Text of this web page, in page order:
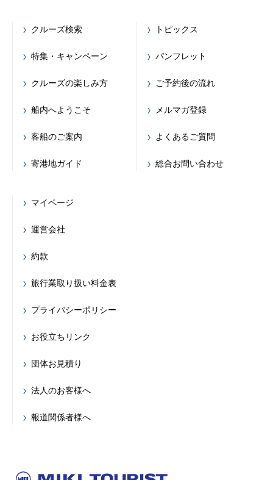
クルーズ検索
特集・キャンペーン
クルーズの楽しみ方
船内へようこそ
客船のご案内
寄港地ガイド
トピックス
パンフレット
ご予約後の流れ
メルマガ登録
よくあるご質問
総合お問い合わせ
マイページ
運営会社
約款
旅行業取り扱い料金表
プライバシーポリシー
お役立ちリンク
団体お見積り
法人のお客様へ
報道関係者様へ